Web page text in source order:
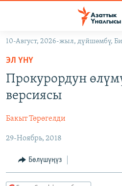
Навигацияга
өтүңүз
Издөөгө
салыңызКЫРГЫЗСТАН
ЭКОНОМИКА
МАДАНИЯТ
ДҮЙНӨ
БОРБОР АЗИЯ
УКРАИНА
АТАЙЫН ИЛИКТӨӨ
ТВ ПРОГРАММАЛАР
БҮГҮН АЗАТТЫКТА
ПОДКАСТ
ӨЗГӨЧӨ ПИКИР
10-Август, 2026-жыл, дүйшөмбү,
ЭЛ ҮНҮ
Прокурордун
версиясы
Бакыт Төрөгелди
29-Ноябрь, 2018
Бөлүшүңүз